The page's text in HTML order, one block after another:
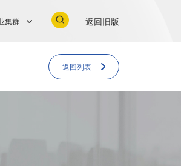
集群 返回旧版
返回列表